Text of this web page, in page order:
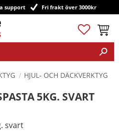
support Fri frakt över 3000kr
Favoriter
HJUL- OCH DÄCKVERKTYG
5KG. SVART
svart